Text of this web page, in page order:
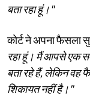
बता रहा हूं।"
कोर्ट ने अपना फैसला
रहा हूं। मैं आपसे एक
बता रहे हैं, लेकिन वह
शिकायत नहीं है।"